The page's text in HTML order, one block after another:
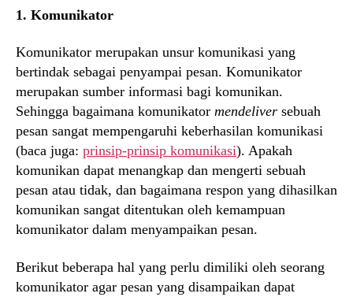
1. Komunikator
Komunikator merupakan unsur komunikasi yang
bertindak sebagai penyampai pesan. Komunikator
merupakan sumber informasi bagi komunikan.
Sehingga bagaimana komunikator mendeliver sebuah
pesan sangat mempengaruhi keberhasilan komunikasi
(baca juga: prinsip-prinsip komunikasi). Apakah
komunikan dapat menangkap dan mengerti sebuah
pesan atau tidak, dan bagaimana respon yang dihasilkan
komunikan sangat ditentukan oleh kemampuan
komunikator dalam menyampaikan pesan.
Berikut beberapa hal yang perlu dimiliki oleh seorang
komunikator agar pesan yang disampaikan dapat